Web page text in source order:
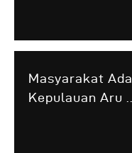
Masyarakat
Kepulauan Aru ...